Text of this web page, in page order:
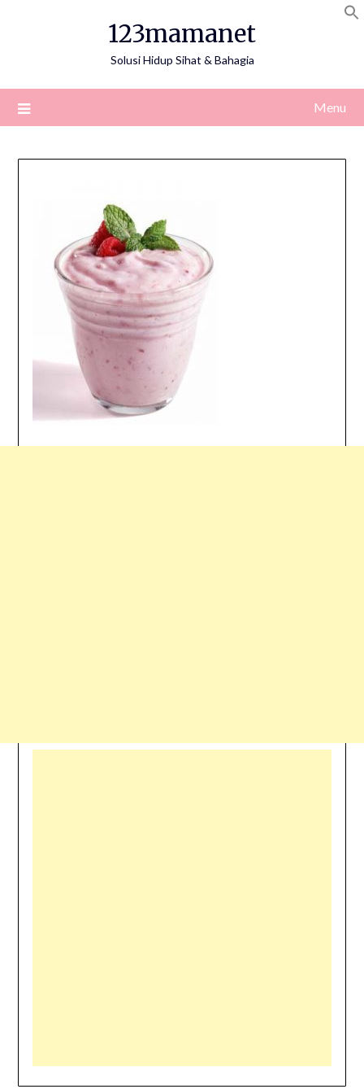
123mamanet
Solusi Hidup Sihat & Bahagia
Menu